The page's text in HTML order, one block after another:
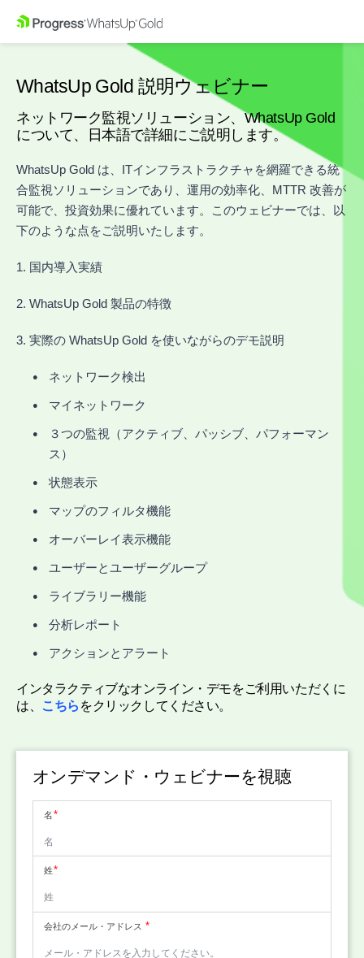
WhatsUp Gold 説明ウェビナー
ネットワーク監視ソリューション、WhatsUp Gold
について、日本語で詳細にご説明します。
WhatsUp Gold は、ITインフラストラクチャを網羅できる統
合監視ソリューションであり、運用の効率化、MTTR 改善が
可能で、投資効果に優れています。このウェビナーでは、以
下のような点をご説明いたします。
1. 国内導入実績
2. WhatsUp Gold 製品の特徴
3. 実際の WhatsUp Gold を使いながらのデモ説明
ネットワーク検出
マイネットワーク
３つの監視（アクティブ、パッシブ、パフォーマン
ス）
状態表示
マップのフィルタ機能
オーバーレイ表示機能
ユーザーとユーザーグループ
ライブラリー機能
分析レポート
アクションとアラート
インタラクティブなオンライン・デモをご利用いただくに
は、
こちら をクリックしてください。
オンデマンド・ウェビナーを視聴
名
姓
会社のメール・アドレス